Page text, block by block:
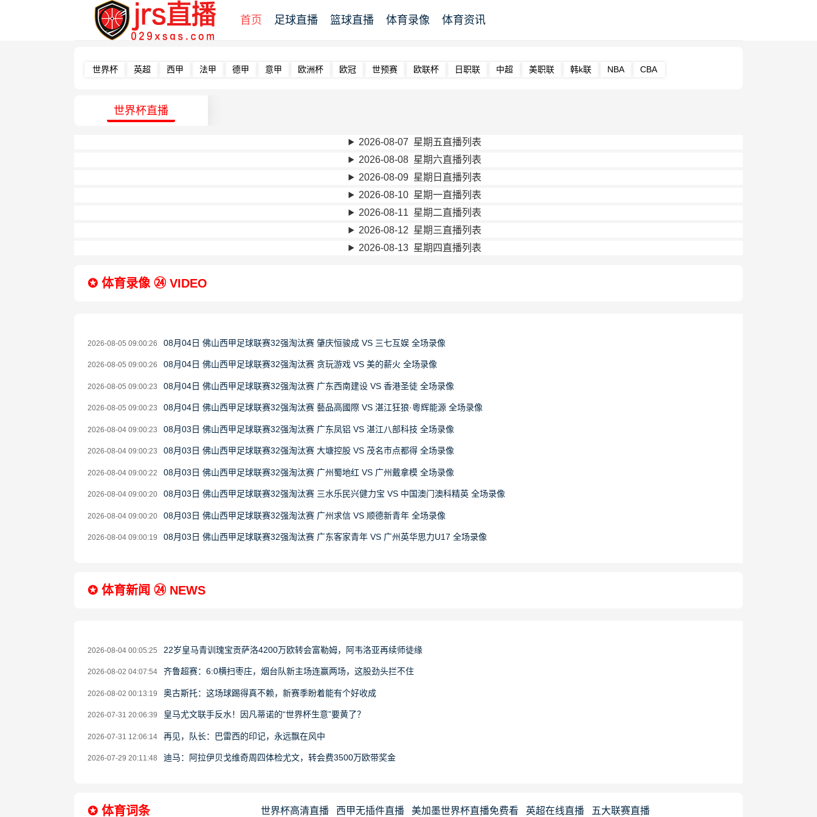
首页 足球直播 篮球直播 体育录像 体育资讯
世界杯 英超 西甲 法甲 德甲 意甲 欧洲杯 欧冠 世预赛 欧联杯 日职联 中超 美职联 韩k联 NBA CBA
世界杯直播
2026-08-07 星期五直播列表
2026-08-08 星期六直播列表
2026-08-09 星期日直播列表
2026-08-10 星期一直播列表
2026-08-11 星期二直播列表
2026-08-12 星期三直播列表
2026-08-13 星期四直播列表
✪ 体育录像 ㉔ VIDEO
2026-08-05 09:00:26 08月04日 佛山西甲足球联赛32强淘汰赛 肇庆恒骏成 VS 三七互娱 全场录像
2026-08-05 09:00:26 08月04日 佛山西甲足球联赛32强淘汰赛 贪玩游戏 VS 美的薪火 全场录像
2026-08-05 09:00:23 08月04日 佛山西甲足球联赛32强淘汰赛 广东西南建设 VS 香港圣徒 全场录像
2026-08-05 09:00:23 08月04日 佛山西甲足球联赛32强淘汰赛 藝品高國際 VS 湛江狂狼·粵辉能源 全场录像
2026-08-04 09:00:23 08月03日 佛山西甲足球联赛32强淘汰赛 广东凤铝 VS 湛江八部科技 全场录像
2026-08-04 09:00:23 08月03日 佛山西甲足球联赛32强淘汰赛 大塘控股 VS 茂名市点都得 全场录像
2026-08-04 09:00:22 08月03日 佛山西甲足球联赛32强淘汰赛 广州蜀地红 VS 广州戴拿模 全场录像
2026-08-04 09:00:20 08月03日 佛山西甲足球联赛32强淘汰赛 三水乐民兴健力宝 VS 中国澳门澳科精英 全场录像
2026-08-04 09:00:20 08月03日 佛山西甲足球联赛32强淘汰赛 广州求信 VS 顺德新青年 全场录像
2026-08-04 09:00:19 08月03日 佛山西甲足球联赛32强淘汰赛 广东客家青年 VS 广州英华思力U17 全场录像
✪ 体育新闻 ㉔ NEWS
2026-08-04 00:05:25 22岁皇马青训瑰宝贡萨洛4200万欧转会富勒姆，阿韦洛亚再续师徒缘
2026-08-02 04:07:54 齐鲁超赛：6:0横扫枣庄，烟台队新主场连赢两场，这股劲头拦不住
2026-08-02 00:13:19 奥古斯托：这场球踢得真不赖，新赛季盼着能有个好收成
2026-07-31 20:06:39 皇马尤文联手反水！因凡蒂诺的“世界杯生意”要黄了？
2026-07-31 12:06:14 再见，队长：巴雷西的印记，永远飘在风中
2026-07-29 20:11:48 迪马：阿拉伊贝戈维奇周四体检尤文，转会费3500万欧带奖金
✪ 体育词条 世界杯高清直播 西甲无插件直播 美加墨世界杯直播免费看 英超在线直播 五大联赛直播